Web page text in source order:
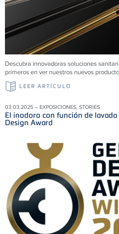
Descubra innovadoras soluciones
primeros en ver nuestros nuevos
LEER ARTÍCULO
03.03.2025 – EXPOSICIONES, STORIES
El inodoro con función de lavado
Design Award